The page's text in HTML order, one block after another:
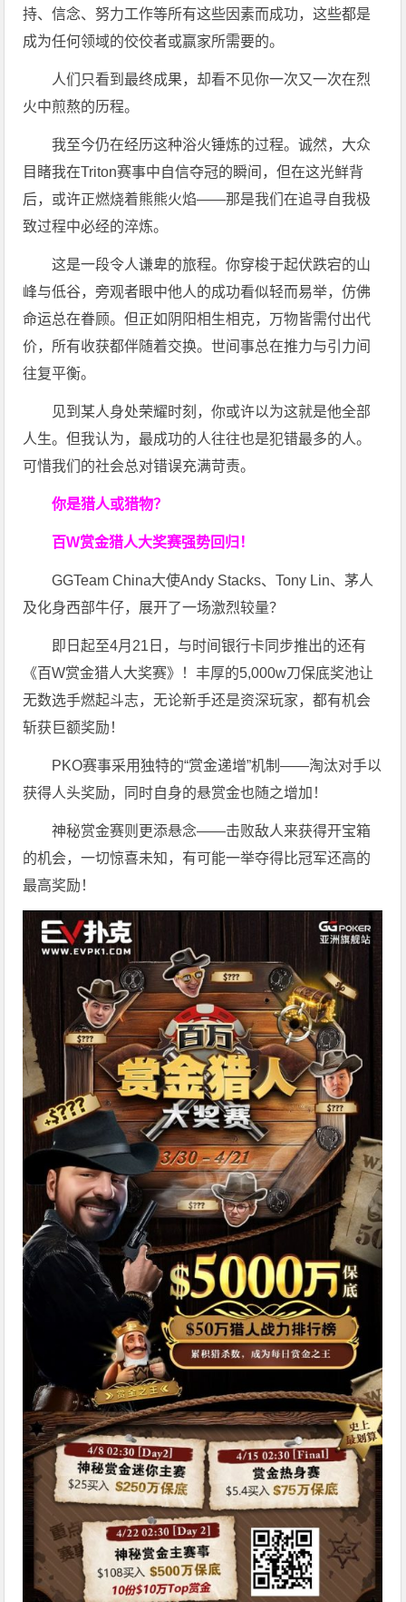
持、信念、努力工作等所有这些因素而成功，这些都是
成为任何领域的佼佼者或赢家所需要的。
人们只看到最终成果，却看不见你一次又一次在烈
火中煎熬的历程。
我至今仍在经历这种浴火锤炼的过程。诚然，大众
目睹我在Triton赛事中自信夺冠的瞬间，但在这光鲜背
后，或许正燃烧着熊熊火焰——那是我们在追寻自我极
致过程中必经的淬炼。
这是一段令人谦卑的旅程。你穿梭于起伏跌宕的山
峰与低谷，旁观者眼中他人的成功看似轻而易举，仿佛
命运总在眷顾。但正如阴阳相生相克，万物皆需付出代
价，所有收获都伴随着交换。世间事总在推力与引力间
往复平衡。
见到某人身处荣耀时刻，你或许以为这就是他全部
人生。但我认为，最成功的人往往也是犯错最多的人。
可惜我们的社会总对错误充满苛责。
你是猎人或猎物？
百W赏金猎人大奖赛强势回归！
GGTeam China大使Andy Stacks、Tony Lin、茅人
及化身西部牛仔，展开了一场激烈较量？
即日起至4月21日，与时间银行卡同步推出的还有
《百W赏金猎人大奖赛》！丰厚的5,000w刀保底奖池让
无数选手燃起斗志，无论新手还是资深玩家，都有机会
斩获巨额奖励！
PKO赛事采用独特的“赏金递增”机制——淘汰对手以
获得人头奖励，同时自身的悬赏金也随之增加！
神秘赏金赛则更添悬念——击败敌人来获得开宝箱
的机会，一切惊喜未知，有可能一举夺得比冠军还高的
最高奖励！